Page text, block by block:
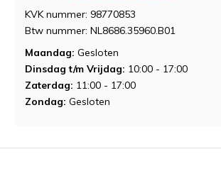
KVK nummer: 98770853
Btw nummer: NL8686.35960.B01
Maandag: Gesloten
Dinsdag t/m Vrijdag: 10:00 - 17:00
Zaterdag: 11:00 - 17:00
Zondag: Gesloten
Demonstratie aanvragen
Demonstratie aanvragen